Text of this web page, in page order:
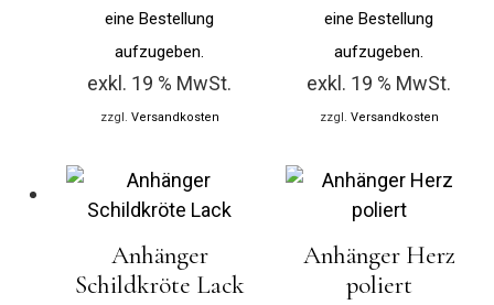
eine Bestellung
aufzugeben.
exkl. 19 % MwSt.
zzgl. Versandkosten
eine Bestellung
aufzugeben.
exkl. 19 % MwSt.
zzgl. Versandkosten
Anhänger
Schildkröte Lack
Anhänger Herz
poliert